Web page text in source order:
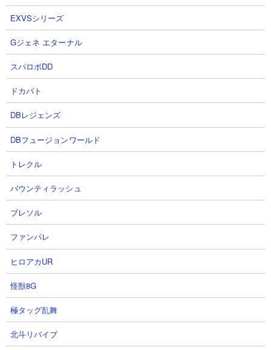
【俺アラ】新継承者「影の君主：
水篠旬」登場!!イベントで母体確
保＆常設ガチャで無課金でも安心
して完凸可能!!【俺だけレベルア
ップな件ARISE】
MOBgame 【俺アラ】さん
2026.08.05 12:00（2日前）
や完凸を急ぐ必要はあるのかなど
ップな件・ARISE・公認クリエイ
OhchiGameSさん
【俺アラ】影の君主が遂に実装！
無課金完凸可能！ガチャは常設オ
ープンで期限なし！水篠旬の最強
の姿を体験しよう！！！【俺だけ
9
【俺だけレベルアップな件：
俺だけレベルアップな件:ARISE公式
10
EXVSシリーズ
Gジェネ エターナル
スパロボDD
ドカバト
DBレジェンズ
DBフュージョンワールド
トレクル
バウンティラッシュ
ブレソル
ファンパレ
ヒロアカUR
怪獣8G
極タッグ乱舞
北斗リバイブ